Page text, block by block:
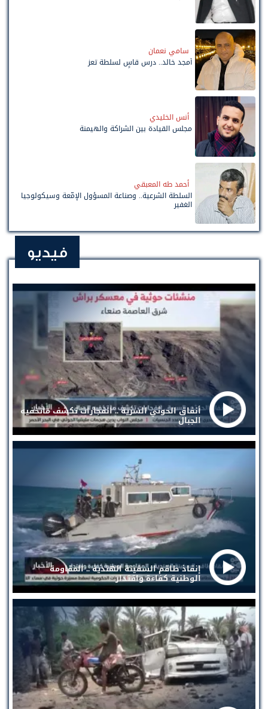
سامي نعمان
أمجد خالد.. درس قاسٍ لسلطة تعز
أنس الخليدي
مجلس القيادة بين الشراكة والهيمنة
أحمد طه المعبقي
السلطة الشرعية.. وصناعة المسؤول الإمّعة وسيكولوجيا
الغفير
فيديو
أنفاق الحوثي السرية .. انفجارات تكشف ماتخفيه
الجبال
إنقاذ طاقم السفينة الهندية .. المقاومة
الوطنية كفاءة واقتدار